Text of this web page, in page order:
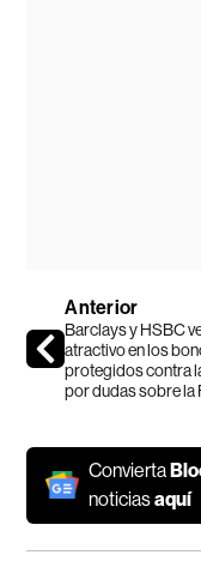
Anterior
Barclays y HSBC
atractivo en los
protegidos contra
por dudas sobre la
Convierta
noticiasaquí